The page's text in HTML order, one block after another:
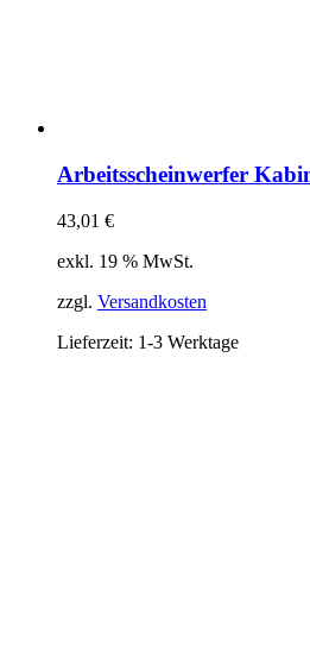
Arbeitsscheinwerfer
43,01 €
exkl. 19 % MwSt.
zzgl. Versandkosten
Lieferzeit: 1-3 Werktage